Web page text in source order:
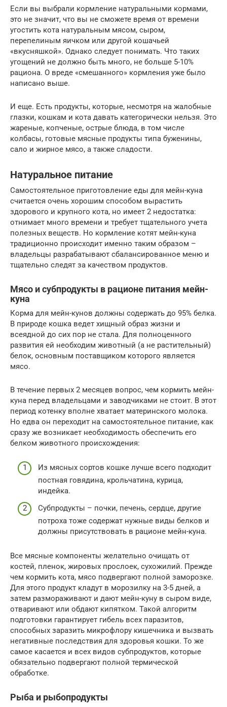
Если вы выбрали кормление натуральными кормами,
это не значит, что вы не сможете время от времени
угостить кота натуральным мясом, сыром,
перепелиным яичком или другой кошачьей
«вкусняшкой». Однако следует понимать. Что таких
угощений не должно быть много, не больше 5-10%
рациона. О вреде «смешанного» кормления уже было
написано выше.
И еще. Есть продукты, которые, несмотря на жалобные
глазки, кошкам и кота давать категорически нельзя. Это
жареные, копченые, острые блюда, в том числе
колбасы, готовые мясные продукты типа буженины,
сало и жирное мясо, а также сладости.
Натуральное питание
Самостоятельное приготовление еды для мейн-куна
считается очень хорошим способом вырастить
здорового и крупного кота, но имеет 2 недостатка:
отнимает много времени и требует тщательного учета
полезных веществ. Но кормление котят мейн-куна
традиционно происходит именно таким образом –
владельцы разрабатывают сбалансированное меню и
тщательно следят за качеством продуктов.
Мясо и субпродукты в рационе питания мейн-
куна
Корма для мейн-кунов должны содержать до 95% белка.
В природе кошка ведет хищный образ жизни и
всеядной до сих пор не стала. Для полноценного
развития ей необходим животный (а не растительный)
белок, основным поставщиком которого является
мясо.
В течение первых 2 месяцев вопрос, чем кормить мейн-
куна перед владельцами и заводчиками не стоит. В этот
период котенку вполне хватает материнского молока.
Но едва он переходит на самостоятельное питание, как
сразу же возникает необходимость обеспечить его
белком животного происхождения:
Из мясных сортов кошке лучше всего подходит
постная говядина, крольчатина, курица,
индейка.
Субпродукты – почки, печень, сердце, другие
потроха тоже содержат нужные виды белков и
должны присутствовать в рационе мейн-куна.
Все мясные компоненты желательно очищать от
костей, пленок, жировых прослоек, сухожилий. Прежде
чем кормить кота, мясо подвергают полной заморозке.
Для этого продукт кладут в морозилку на 3-5 дней, а
затем размораживают и дают мейн-куну в сыром виде,
отваривают или обдают кипятком. Такой алгоритм
подготовки гарантирует гибель всех паразитов,
способных заразить микрофлору кишечника и вызвать
негативные последствия для здоровья кошки. То же
самое касается и всех видов субпродуктов, которые
обязательно подвергают полной термической
обработке.
Рыба и рыбопродукты